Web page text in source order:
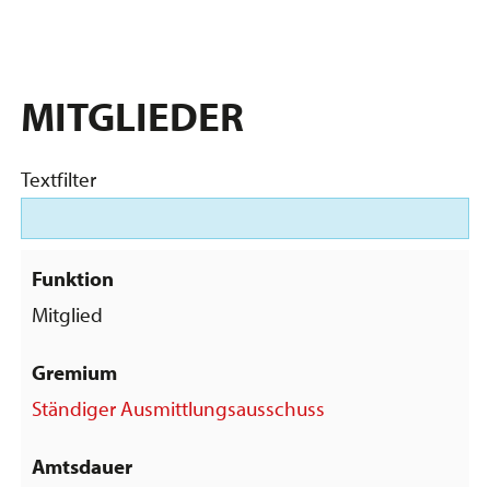
MITGLIEDER
Textfilter
Mitglied
Ständiger Ausmittlungsausschuss